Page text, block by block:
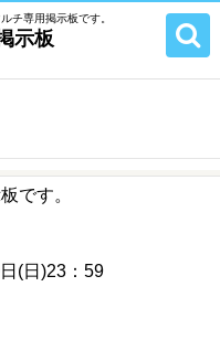
チ専用掲示板です。
示板
です。
(日)23：59